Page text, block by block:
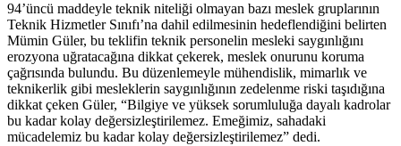
94’üncü maddeyle teknik niteliği olmayan bazı meslek gruplarının
Teknik Hizmetler Sınıfı’na dahil edilmesinin hedeflendiğini belirten
Mümin Güler, bu teklifin teknik personelin mesleki saygınlığını
erozyona uğratacağına dikkat çekerek, meslek onurunu koruma
çağrısında bulundu. Bu düzenlemeyle mühendislik, mimarlık ve
teknikerlik gibi mesleklerin saygınlığının zedelenme riski taşıdığına
dikkat çeken Güler, “Bilgiye ve yüksek sorumluluğa dayalı kadrolar
bu kadar kolay değersizleştirilemez. Emeğimiz, sahadaki
mücadelemiz bu kadar kolay değersizleştirilemez” dedi.